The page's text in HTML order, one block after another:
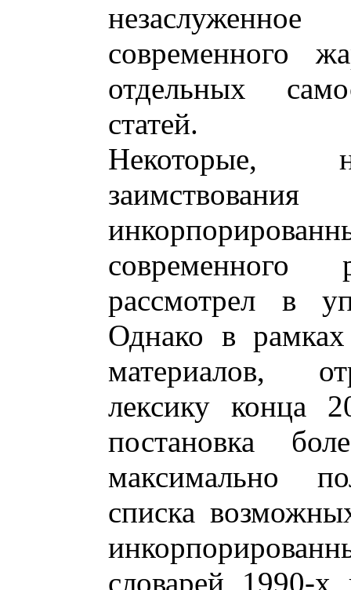
современного
отдельных
статей.
Некоторые,
рассмотрел в
Однако в
материалов,
лексику конца
постановка
максимально
списка
словарей 1990-